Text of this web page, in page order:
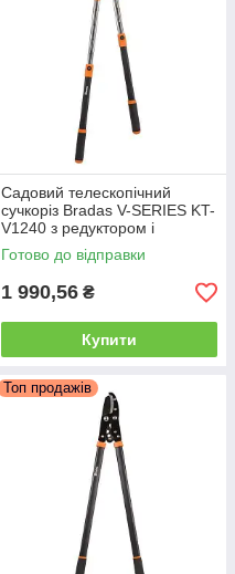
Садовий телескопічний
сучкоріз Bradas V-SERIES KT-
V1240 з редуктором і
ковадлом (Ø гілки 50 мм)
Готово до відправки
1 990,56 ₴
Купити
Топ продажів